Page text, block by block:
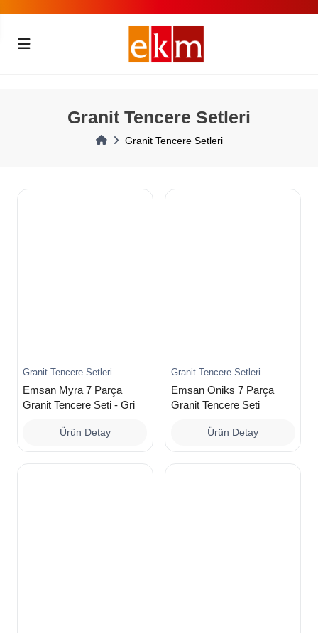
Granit Tencere Setleri
Granit Tencere Setleri
Granit Tencere Setleri
Emsan Myra 7 Parça
Granit Tencere Seti - Gri
Ürün Detay
Granit Tencere Setleri
Emsan Oniks 7 Parça
Granit Tencere Seti
Ürün Detay